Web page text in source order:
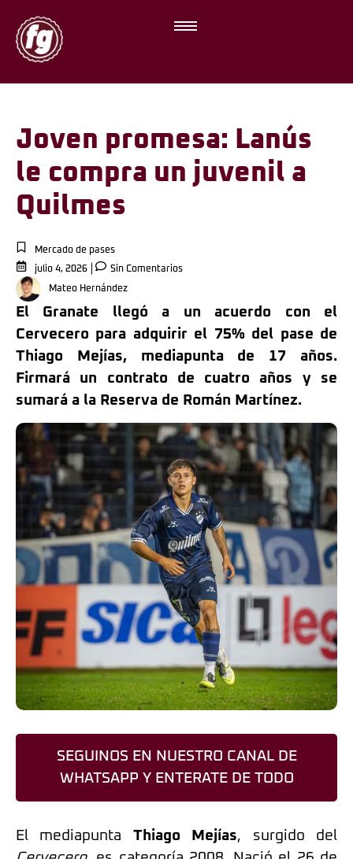
Joven promesa: Lanús
le compra un juvenil a
Quilmes
Mercado de pases
julio 4, 2026
Sin Comentarios
Mateo Hernández
El Granate llegó a un acuerdo con el
Cervecero para adquirir el 75% del pase de
Thiago Mejías, mediapunta de 17 años.
Firmará un contrato de cuatro años y se
sumará a la Reserva de Román Martínez.
SEGUINOS EN NUESTRO CANAL DE
WHATSAPP Y ENTERATE DE TODO
El mediapunta Thiago Mejías, surgido del